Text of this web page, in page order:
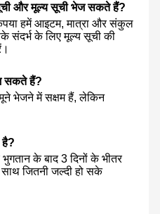
और मूल्य सूची भेज सकते हैं?
हमें आइटम, मात्रा और संकुल
संदर्भ के लिए मूल्य सूची की
सकते हैं?
भेजने में सक्षम हैं, लेकिन
है?
के बाद 3 दिनों के भीतर
साथ जितनी जल्दी हो सके